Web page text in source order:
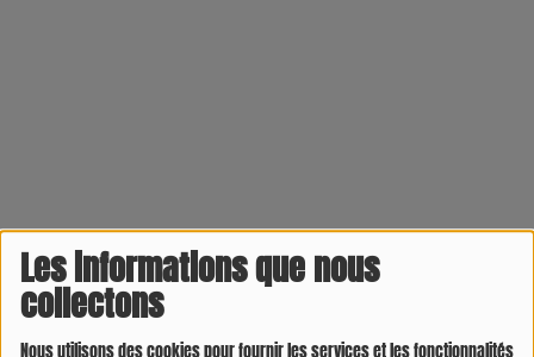
Les informations que nous
collectons
Nous utilisons des cookies pour fournir les services et les fonctionnalités